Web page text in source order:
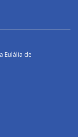
Eulàlia de